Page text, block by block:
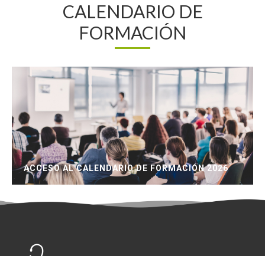
CALENDARIO DE
FORMACIÓN
ACCESO AL CALENDARIO DE FORMACIÓN 2026